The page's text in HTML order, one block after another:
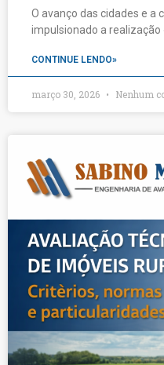
O avanço das cidades e a
impulsionado a
CONTINUE LENDO»
março 30, 2026 Nenhum